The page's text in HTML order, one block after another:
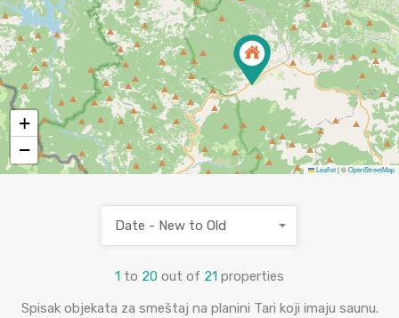
+
−
Leaflet|©OpenStreetMap
1 to 20 out of 21 properties
Date - New to Old
Spisak objekata za smeštaj na planini Tari koji imaju saunu.